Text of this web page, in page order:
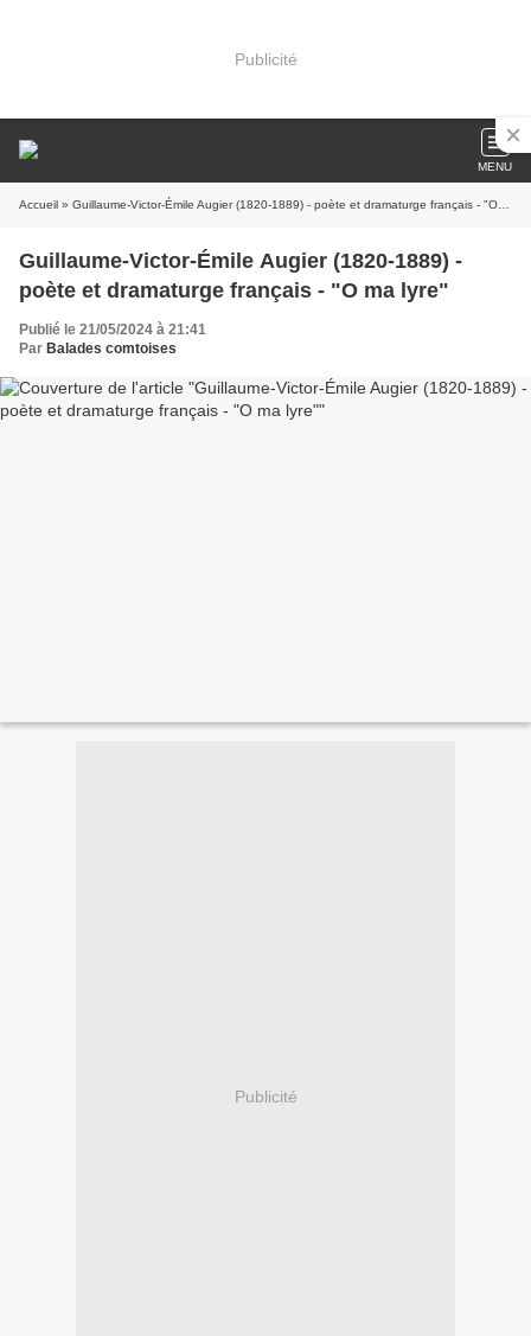
Publicité
MENU
Accueil » Guillaume-Victor-Émile Augier (1820-1889) - poète et dramaturge français - "O ma lyre"
Guillaume-Victor-Émile Augier (1820-1889) -
poète et dramaturge français - "O ma lyre"
Publié le 21/05/2024 à 21:41
Par Balades comtoises
Publicité